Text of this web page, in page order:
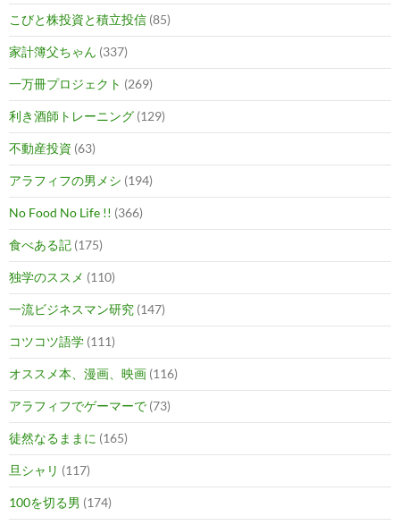
こびと株投資と積立投信 (85)
家計簿父ちゃん (337)
一万冊プロジェクト (269)
利き酒師トレーニング (129)
不動産投資 (63)
アラフィフの男メシ (194)
No Food No Life !! (366)
食べある記 (175)
独学のススメ (110)
一流ビジネスマン研究 (147)
コツコツ語学 (111)
オススメ本、漫画、映画 (116)
アラフィフでゲーマーで (73)
徒然なるままに (165)
旦シャリ (117)
100を切る男 (174)